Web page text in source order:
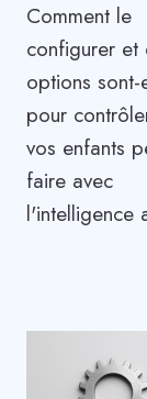
de
l’article
Comment le
configurer et
options sont-
pour
vos enfants
faire avec
l'intelligence